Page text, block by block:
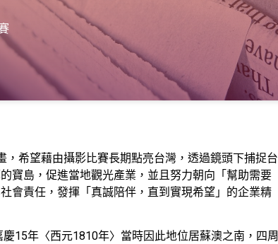
希望藉由攝影比賽長期點亮台灣，透過鏡頭下捕捉台
寶島，促進當地觀光產業，並且努力朝向「幫助需要
會責任，發揮「真誠陪伴，直到實現希望」的企業精
15年〈西元1810年〉當時因此地位居蘇澳之南，四周